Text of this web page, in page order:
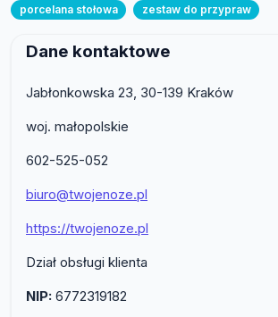
porcelana stołowa
zestaw do przypraw
Dane kontaktowe
Jabłonkowska 23, 30-139 Kraków
woj. małopolskie
602-525-052
biuro@twojenoze.pl
https://twojenoze.pl
Dział obsługi klienta
NIP: 6772319182